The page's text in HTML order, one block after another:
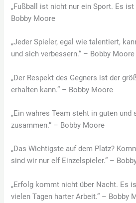
„Fußball ist nicht nur ein Sport. Es ist
Bobby Moore
„Jeder Spieler, egal wie talentiert,
und sich verbessern.“ – Bobby Moore
„Der Respekt des Gegners ist der
erhalten kann.“ – Bobby Moore
„Ein wahres Team steht in guten und
zusammen.“ – Bobby Moore
„Das Wichtigste auf dem Platz?
sind wir nur elf Einzelspieler.“ –
„Erfolg kommt nicht über Nacht. Es
vielen Tagen harter Arbeit.“ – Bobby